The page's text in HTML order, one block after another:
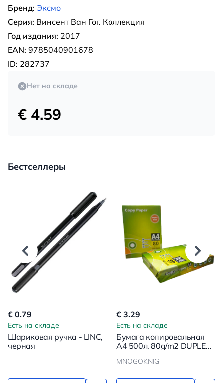
Бренд: Эксмо
Серия: Винсент Ван Гог. Коллекция
Год издания: 2017
EAN: 9785040901678
ID: 282737
Нет на складе
€ 4.59
Бестселлеры
€ 0.79
Есть на складе
Шариковая ручка - LINC,
черная
€ 3.29
Есть на складе
Бумага копировальная
А4 500л. 80g/m2 DUPLEX
ecological
MNOGOKNIG